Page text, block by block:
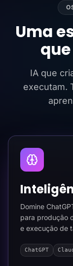
Uma
IA que
executam.
Domine
para produção
e execução de
ChatGPT